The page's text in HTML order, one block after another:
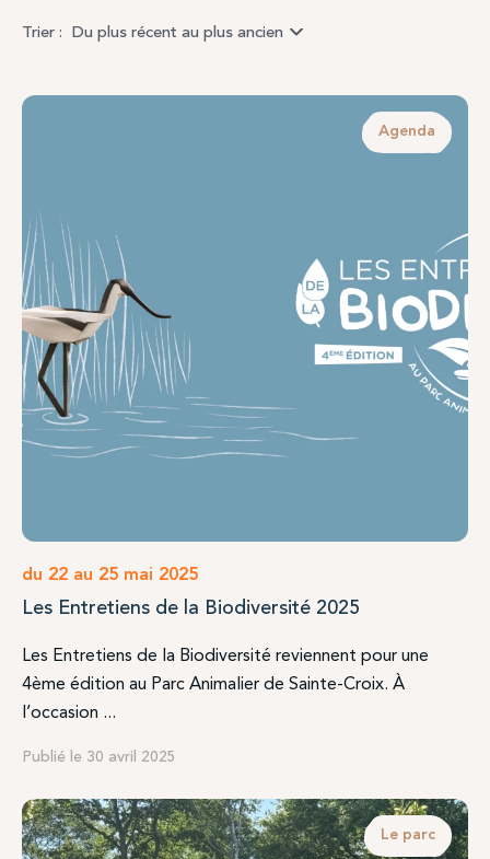
Trier : Du plus récent au plus ancien
Agenda
du 22 au 25 mai 2025
Les Entretiens de la Biodiversité 2025
Les Entretiens de la Biodiversité reviennent pour une
4ème édition au Parc Animalier de Sainte-Croix. À
l’occasion ...
Publié le 30 avril 2025
Le parc